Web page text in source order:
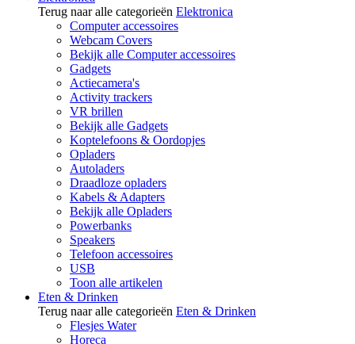
Terug naar alle categorieën Elektronica
Computer accessoires
Webcam Covers
Bekijk alle Computer accessoires
Gadgets
Actiecamera's
Activity trackers
VR brillen
Bekijk alle Gadgets
Koptelefoons & Oordopjes
Opladers
Autoladers
Draadloze opladers
Kabels & Adapters
Bekijk alle Opladers
Powerbanks
Speakers
Telefoon accessoires
USB
Toon alle artikelen
Eten & Drinken
Terug naar alle categorieën Eten & Drinken
Flesjes Water
Horeca